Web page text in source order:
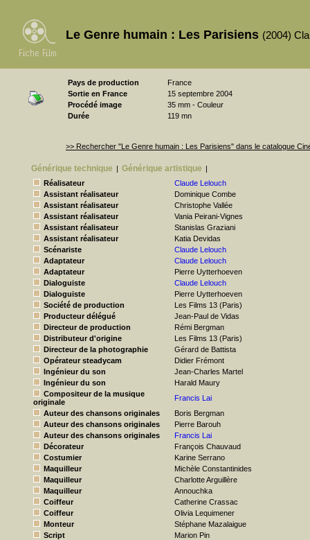
Le Genre humain : Les Parisiens (2004)
Pays de production
France
Sortie en France
15 septembre 2004
Procédé image
35 mm - Couleur
Durée
119 mn
>> Rechercher "Le Genre humain : Les Parisiens" dans le catalogue
Générique technique | Générique artistique |
Réalisateur
Claude Lelouch
Assistant réalisateur
Dominique Combe
Assistant réalisateur
Christophe Vallée
Assistant réalisateur
Vania Peirani-Vignes
Assistant réalisateur
Stanislas Graziani
Assistant réalisateur
Katia Devidas
Scénariste
Claude Lelouch
Adaptateur
Claude Lelouch
Adaptateur
Pierre Uytterhoeven
Dialoguiste
Claude Lelouch
Dialoguiste
Pierre Uytterhoeven
Société de production
Les Films 13 (Paris)
Producteur délégué
Jean-Paul de Vidas
Directeur de production
Rémi Bergman
Distributeur d'origine
Les Films 13 (Paris)
Directeur de la photographie
Gérard de Battista
Opérateur steadycam
Didier Frémont
Ingénieur du son
Jean-Charles Martel
Ingénieur du son
Harald Maury
Compositeur de la musique
originale
Francis Lai
Auteur des chansons originales
Boris Bergman
Auteur des chansons originales
Pierre Barouh
Auteur des chansons originales
Francis Lai
Décorateur
François Chauvaud
Costumier
Karine Serrano
Maquilleur
Michèle Constantinides
Maquilleur
Charlotte Arguillère
Maquilleur
Annouchka
Coiffeur
Catherine Crassac
Coiffeur
Olivia Lequimener
Monteur
Stéphane Mazalaigue
Script
Marion Pin